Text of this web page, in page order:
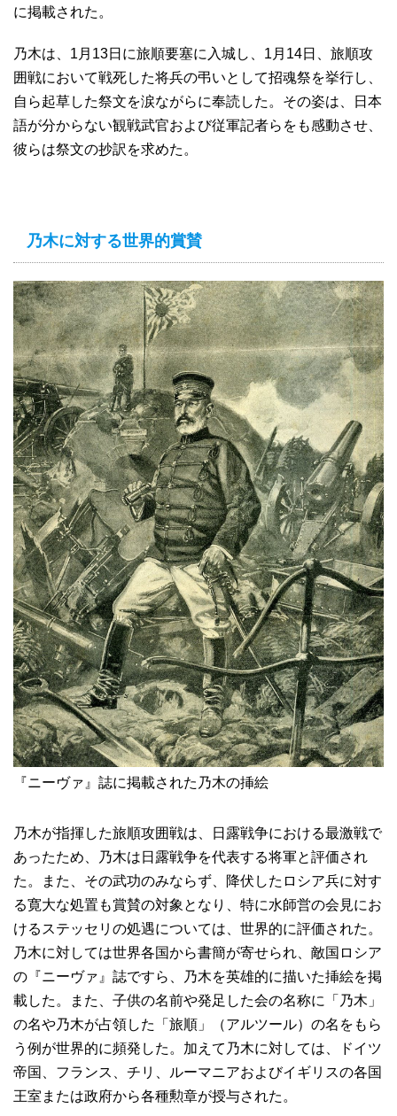
に掲載された。
乃木は、1月13日に旅順要塞に入城し、1月14日、旅順攻
囲戦において戦死した将兵の弔いとして招魂祭を挙行し、
自ら起草した祭文を涙ながらに奉読した。その姿は、日本
語が分からない観戦武官および従軍記者らをも感動させ、
彼らは祭文の抄訳を求めた。
乃木に対する世界的賞賛
『ニーヴァ』誌に掲載された乃木の挿絵
乃木が指揮した旅順攻囲戦は、日露戦争における最激戦で
あったため、乃木は日露戦争を代表する将軍と評価され
た。また、その武功のみならず、降伏したロシア兵に対す
る寛大な処置も賞賛の対象となり、特に水師営の会見にお
けるステッセリの処遇については、世界的に評価された。
乃木に対しては世界各国から書簡が寄せられ、敵国ロシア
の『ニーヴァ』誌ですら、乃木を英雄的に描いた挿絵を掲
載した。また、子供の名前や発足した会の名称に「乃木」
の名や乃木が占領した「旅順」（アルツール）の名をもら
う例が世界的に頻発した。加えて乃木に対しては、ドイツ
帝国、フランス、チリ、ルーマニアおよびイギリスの各国
王室または政府から各種勲章が授与された。